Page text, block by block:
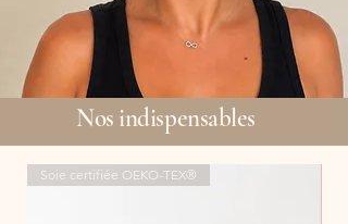
Nos indispensables
Soie certifiée OEKO-TEX®